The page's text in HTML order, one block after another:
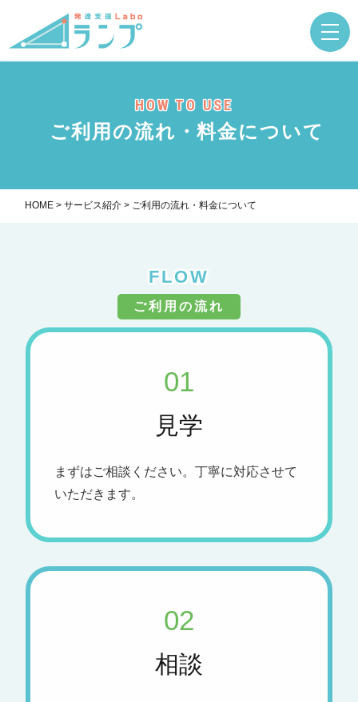
HOW TO USE
ご利用の流れ・料金について
HOME >サービス紹介 > ご利用の流れ・料金について
FLOW
ご利用の流れ
01
⾒学
まずはご相談ください。丁寧に対応させて
いただきます。
02
相談